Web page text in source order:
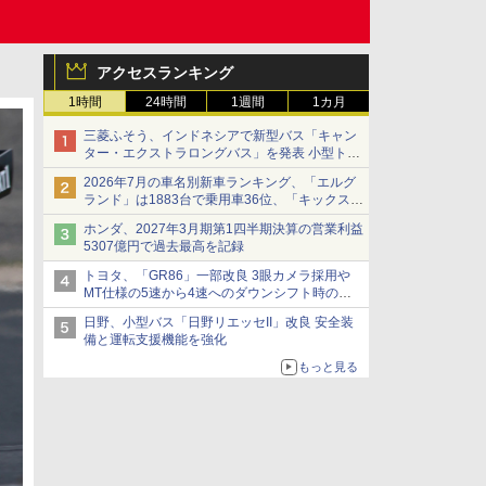
アクセスランキング
1時間 24時間 1週間 1カ月
三菱ふそう、インドネシアで新型バス「キャン
ター・エクストラロングバス」を発表 小型トラ
ックベースの観光・旅客輸送向けバス
2026年7月の車名別新車ランキング、「エルグ
ランド」は1883台で乗用車36位、「キックス」
は2591台で27位に
ホンダ、2027年3月期第1四半期決算の営業利益
5307億円で過去最高を記録
トヨタ、「GR86」一部改良 3眼カメラ採用や
MT仕様の5速から4速へのダウンシフト時の操
作性向上など
日野、小型バス「日野リエッセII」改良 安全装
備と運転支援機能を強化
もっと見る